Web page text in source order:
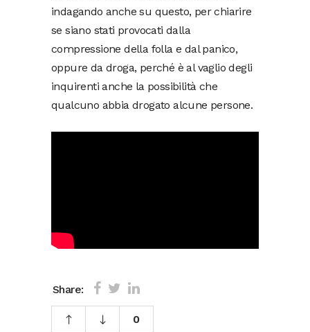
indagando anche su questo, per chiarire
se siano stati provocati dalla
compressione della folla e dal panico,
oppure da droga, perché è al vaglio degli
inquirenti anche la possibilità che
qualcuno abbia drogato alcune persone.
Share:
0